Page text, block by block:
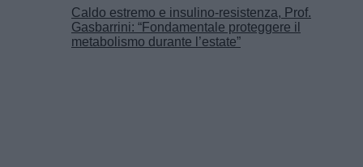
Caldo estremo e insulino-resistenza, Prof.
Gasbarrini: “Fondamentale proteggere il
metabolismo durante l’estate”